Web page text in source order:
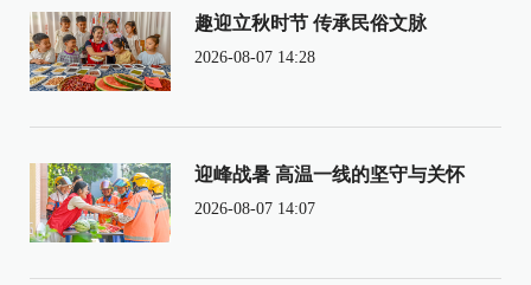
趣迎立秋时节 传承民俗文脉
2026-08-07 14:28
迎峰战暑 高温一线的坚守与关怀
2026-08-07 14:07